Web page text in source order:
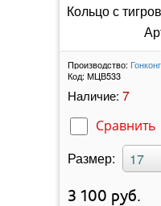
Кольцо с
Производство: Гонконг
Код: МЦВ533
Наличие: 7
Сравнить
Размер: 17
3 100 руб.